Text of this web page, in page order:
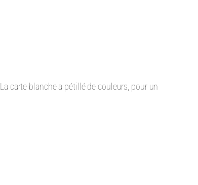
. La carte blanche a pétillé de couleurs, pour un